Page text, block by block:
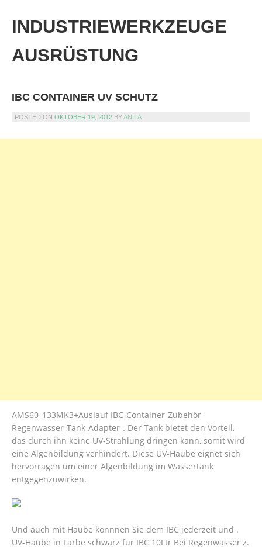
content
INDUSTRIEWERKZEUGE
AUSRÜSTUNG
IBC CONTAINER UV SCHUTZ
POSTED ON OKTOBER 19, 2012 BYANITA
AMS60_133MK3+Auslauf IBC-Container-Zubehör-
Regenwasser-Tank-Adapter-. Der Tank bietet den Vorteil,
das durch ihn keine UV-Strahlung dringen kann, somit wird
eine Algenbildung verhindert. Diese UV-Haube eignet sich
hervorragen um einer Algenbildung im Wassertank
entgegenzuwirken.
Und auch mit Haube könnnen Sie dem IBC jederzeit und .
UV-Haube in Farbe schwarz für IBC 10Ltr Bei Regenwasser z.